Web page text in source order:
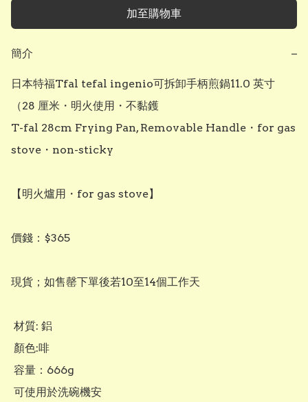
加至購物車
簡介 −
日本特福Tfal tefal ingenio可拆卸手柄煎鍋11.0 英寸
（28 厘米・明火使用・不黏鑊
T-fal 28cm Frying Pan, Removable Handle・for gas
stove・non-sticky
【明火爐用・for gas stove】
價錢：$365
現貨；如售罄下單後若10至14個工作天